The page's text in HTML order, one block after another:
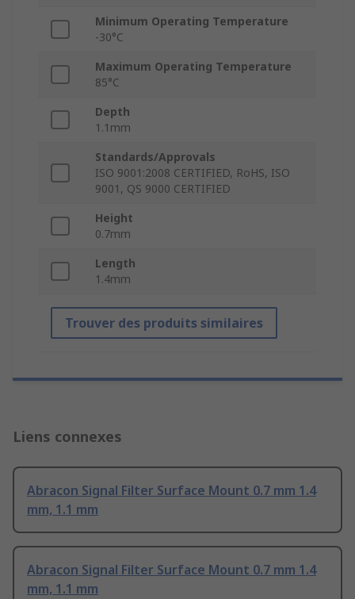
Minimum Operating Temperature
-30°C
Maximum Operating Temperature
85°C
Depth
1.1mm
Standards/Approvals
ISO 9001:2008 CERTIFIED, RoHS, ISO
9001, QS 9000 CERTIFIED
Height
0.7mm
Length
1.4mm
Trouver des produits similaires
Liens connexes
Abracon Signal Filter Surface Mount 0.7 mm 1.4
mm, 1.1 mm
Abracon Signal Filter Surface Mount 0.7 mm 1.4
mm, 1.1 mm